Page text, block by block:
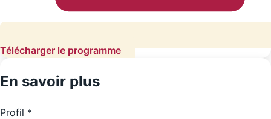
Télécharger le programme
En savoir plus
Profil *